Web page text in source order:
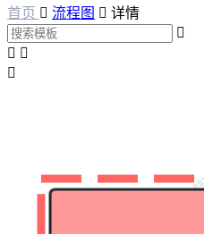
首页  流程图  详情

 
